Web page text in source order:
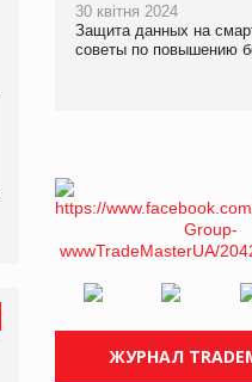
30 квітня 2024
Защита данных на
советы по повышению
ЖУРНАЛ